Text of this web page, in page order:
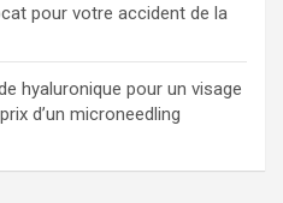
pour votre accident de la
hyaluronique pour un visage
d’un microneedling